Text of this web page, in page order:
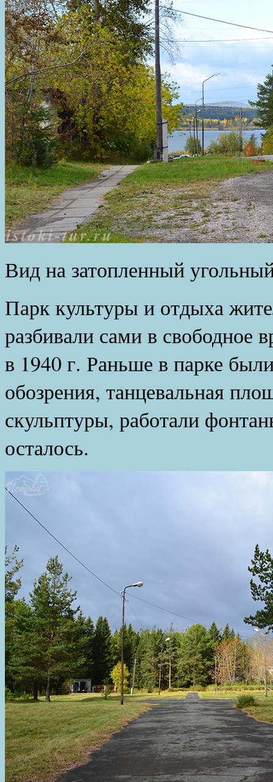
Вид на затопленный
Парк культуры и отдыха
разбивали сами в свободное
в 1940 г. Раньше в парке
обозрения, танцевальная
скульптуры, работали
осталось.